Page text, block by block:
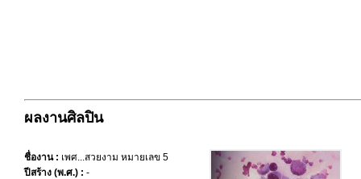
ผลงานศิลปิน
ชื่องาน : เพศ...สวยงาม หมายเลข 5
ปีสร้าง (พ.ศ.) : -